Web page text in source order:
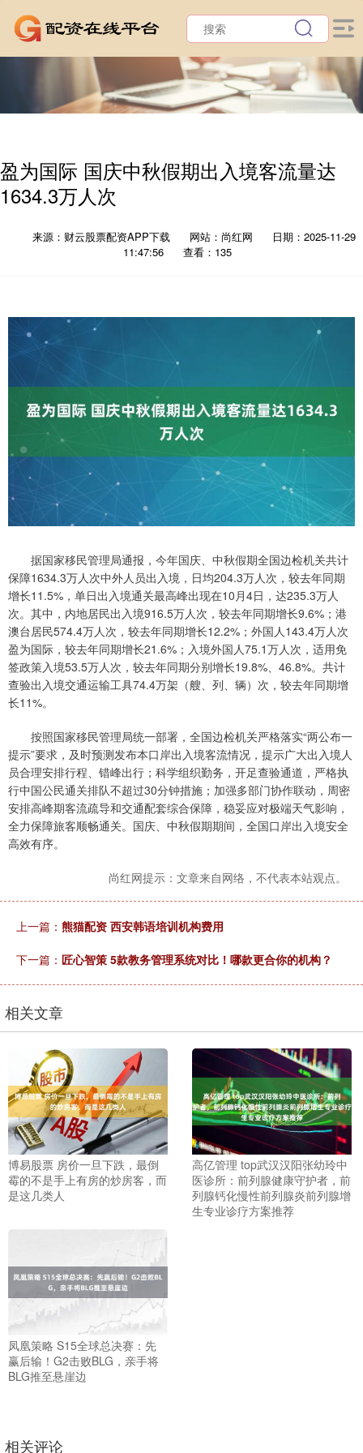
盈为国际 国庆中秋假期出入境客流量达
1634.3万人次
来源：财云股票配资APP下载 网站：尚红网
日期：2025-11-29
11:47:56
查看：135
据国家移民管理局通报，今年国庆、中秋假期全国边检机关共计
保障1634.3万人次中外人员出入境，日均204.3万人次，较去年同期
增长11.5%，单日出入境通关最高峰出现在10月4日，达235.3万人
次。其中，内地居民出入境916.5万人次，较去年同期增长9.6%；港
澳台居民574.4万人次，较去年同期增长12.2%；外国人143.4万人次
盈为国际，较去年同期增长21.6%；入境外国人75.1万人次，适用免
签政策入境53.5万人次，较去年同期分别增长19.8%、46.8%。共计
查验出入境交通运输工具74.4万架（艘、列、辆）次，较去年同期增
长11%。
按照国家移民管理局统一部署，全国边检机关严格落实“两公布一
提示”要求，及时预测发布本口岸出入境客流情况，提示广大出入境人
员合理安排行程、错峰出行；科学组织勤务，开足查验通道，严格执
行中国公民通关排队不超过30分钟措施；加强多部门协作联动，周密
安排高峰期客流疏导和交通配套综合保障，稳妥应对极端天气影响，
全力保障旅客顺畅通关。国庆、中秋假期期间，全国口岸出入境安全
高效有序。
尚红网提示：文章来自网络，不代表本站观点。
上一篇： 熊猫配资 西安韩语培训机构费用
下一篇： 匠心智策 5款教务管理系统对比！哪款更合你的机构？
相关文章
博易股票 房价一旦下跌，最倒
霉的不是手上有房的炒房客，而
是这几类人
高亿管理 top武汉汉阳张幼玲中
医诊所：前列腺健康守护者，前
列腺钙化慢性前列腺炎前列腺增
生专业诊疗方案推荐
凤凰策略 S15全球总决赛：先
赢后输！G2击败BLG，亲手将
BLG推至悬崖边
相关评论